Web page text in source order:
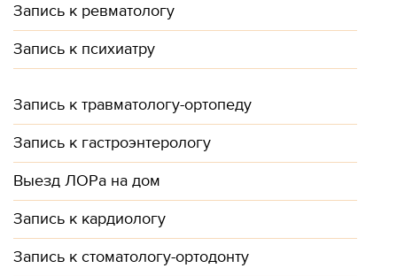
Запись к ревматологу
Запись к психиатру
Запись к травматологу-ортопеду
Запись к гастроэнтерологу
Выезд ЛОРа на дом
Запись к кардиологу
Запись к стоматологу-ортодонту